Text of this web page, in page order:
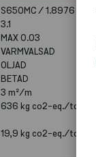
S650MC / 1.8976
3.1
MAX 0.03
VARMVALSAD
OLJAD
BETAD
3m²/m
636kg co2-eq./ton
19,9kg co2-eq./ton